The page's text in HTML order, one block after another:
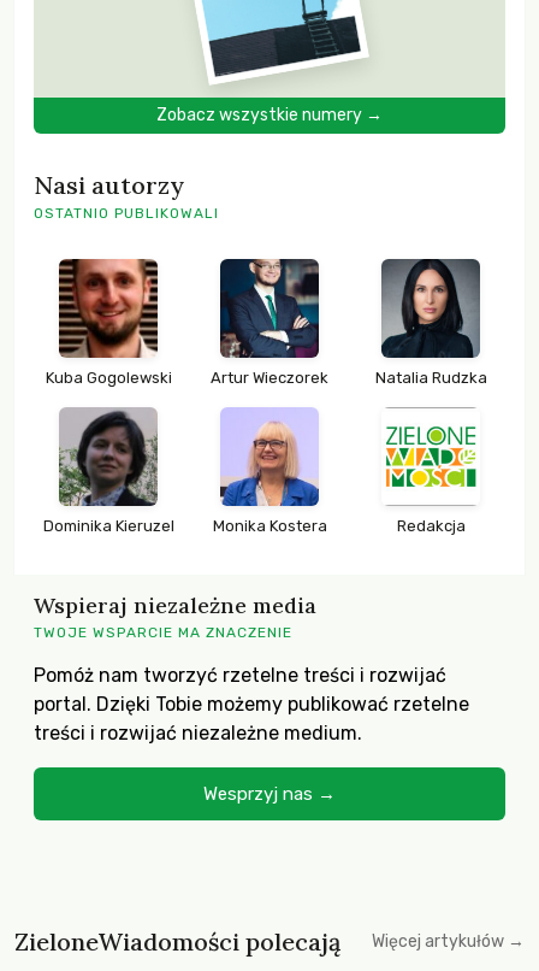
Zobacz wszystkie numery →
Nasi autorzy
OSTATNIO PUBLIKOWALI
Kuba Gogolewski Artur Wieczorek Natalia Rudzka
Dominika Kieruzel Monika Kostera Redakcja
Wspieraj niezależne media
TWOJE WSPARCIE MA ZNACZENIE
Pomóż nam tworzyć rzetelne treści i rozwijać
portal. Dzięki Tobie możemy publikować rzetelne
treści i rozwijać niezależne medium.
Wesprzyj nas →
ZieloneWiadomości polecają Więcej artykułów →